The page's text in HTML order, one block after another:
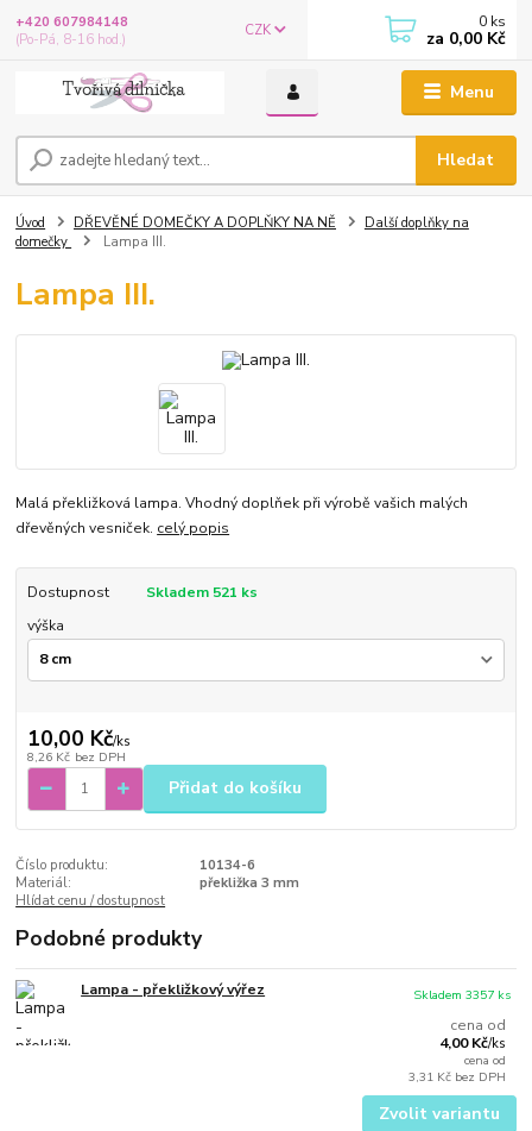
Menu
CZK
Hledat
+420 607984148
(Po-Pá, 8-16 hod.)
0 ks
za 0,00 Kč
Úvod DŘEVĚNÉ DOMEČKY A DOPLŇKY NA NĚ
Další doplňky na
domečky
Lampa III.
Lampa III.
Malá překližková lampa. Vhodný doplňek při výrobě vašich malých
dřevěných vesniček. celý popis
Dostupnost
Skladem 521 ks
výška
10,00 Kč/ks
8,26 Kč bez DPH
Přidat do košíku
Číslo produktu:
10134-6
Materiál:
překližka 3 mm
Hlídat cenu / dostupnost
Podobné produkty
Lampa - překližkový výřez
cena od
4,00 Kč/ks
cena od
3,31 Kč bez DPH
Skladem 3357 ks
Zvolit variantu